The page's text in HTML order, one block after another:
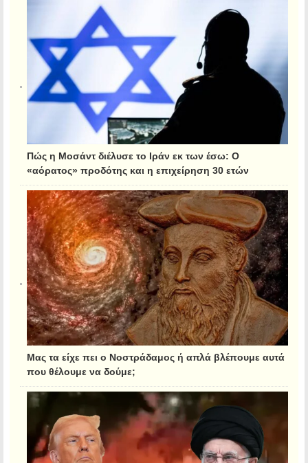
Πώς η Μοσάντ διέλυσε το Ιράν εκ των έσω: Ο
«αόρατος» προδότης και η επιχείρηση 30 ετών
Μας τα είχε πει ο Νοστράδαμος ή απλά βλέπουμε αυτά
που θέλουμε να δούμε;